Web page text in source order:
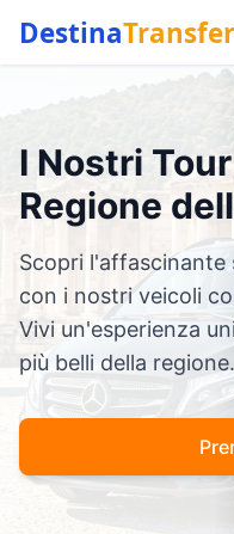
DestinaTransfer
I Nostri
Regione
Scopri l'affascinante
con i nostri veicoli
Vivi un'esperienza
più belli della regione.